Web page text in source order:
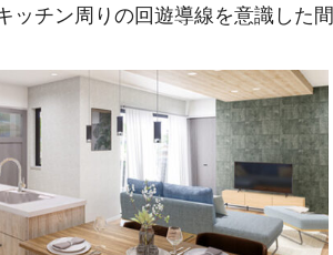
チン周りの回遊導線を意識した